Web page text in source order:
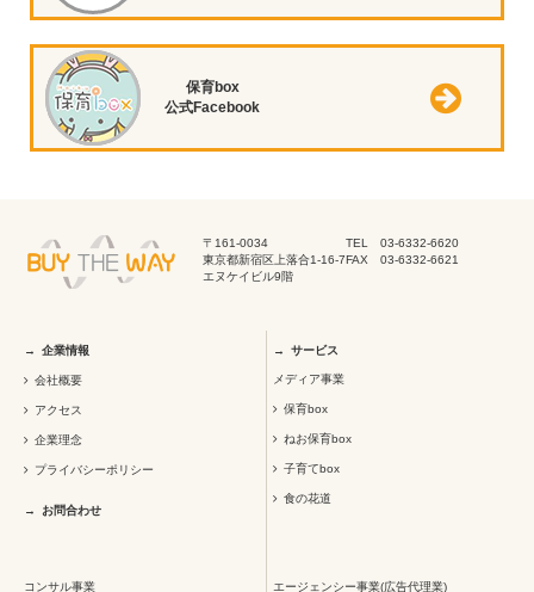
保育box
公式Facebook
〒161-0034
東京都新宿区上落合1-16-7
エヌケイビル9階
TEL 03-6332-6620
FAX 03-6332-6621
企業情報
会社概要
アクセス
企業理念
プライバシーポリシー
お問合わせ
サービス
メディア事業
保育box
ねお保育box
子育てbox
食の花道
コンサル事業 エージェンシー事業(広告代理業)